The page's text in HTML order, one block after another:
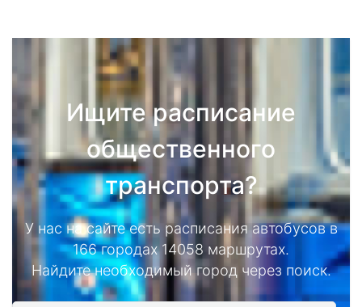
Ищите расписание
общественного
транспорта?
У нас на сайте есть расписания автобусов в
166 городах 14058 маршрутах.
Найдите необходимый город через поиск.